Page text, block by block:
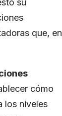
su
que, en
cómo
los niveles